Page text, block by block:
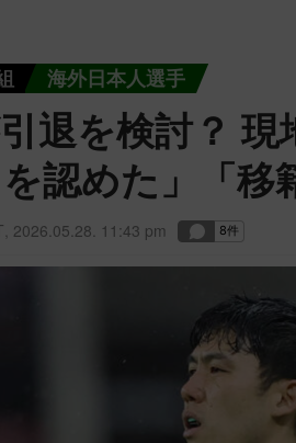
海外日本人選手
退を検討？
認めた」「移
2026.05.28. 11:43 pm